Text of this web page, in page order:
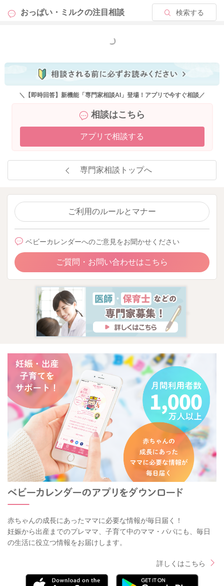
おっぱい・ミルクの注目相談 検索する
もっと見る
＼【即時回答】新機能「専門家相談AI」登場！アプリで今すぐ相談／
相談はこちら
アプリで相談する
専門家相談トップへ
ご利用のルールとマナー
ベビーカレンダーへのご意見をお聞かせください
ご質問・お問い合わせはこちら
赤ちゃんの成長にあったママに必要な情報が毎日届く！
妊娠から出産までのプレママ、子育て中のママ・パパにも、毎日
の生活に役立つ情報をお届けします。
詳しくはこちら